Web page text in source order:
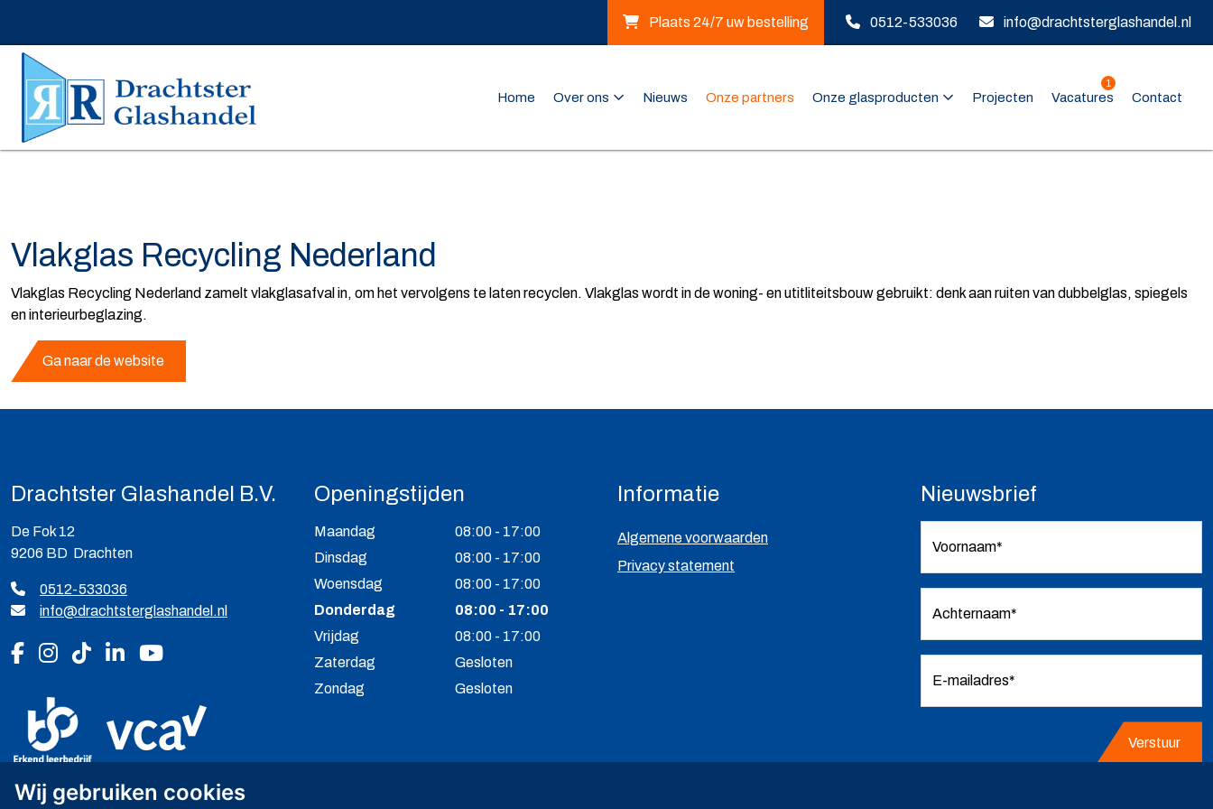
Wij gebruiken cookies
Plaats 24/7 uw bestelling 0512-533036 info@drachtsterglashandel.nl
Home Over ons Nieuws Onze partners Onze glasproducten Projecten Vacatures
1
Contact
Vlakglas Recycling Nederland
Vlakglas Recycling Nederland zamelt vlakglasafval in, om het vervolgens te laten recyclen. Vlakglas wordt in de woning- en utitliteitsbouw gebruikt: denk aan ruiten van dubbelglas, spiegels
en interieurbeglazing.
Ga naar de website
Drachtster Glashandel B.V.
De Fok 12
9206 BD Drachten
0512-533036
info@drachtsterglashandel.nl
Volg ons op Facebook
Volg ons op Instagram
Volg ons op Tiktok
Volg ons op LinkedIn
Volg ons op YouTube
Openingstijden
Maandag
08:00 - 17:00
Dinsdag
08:00 - 17:00
Woensdag
08:00 - 17:00
Donderdag
08:00 - 17:00
Vrijdag
08:00 - 17:00
Zaterdag
Gesloten
Zondag
Gesloten
Informatie
Algemene voorwaarden
Privacy statement
Nieuwsbrief
Voornaam*
Achternaam*
E-mailadres*
Verstuur